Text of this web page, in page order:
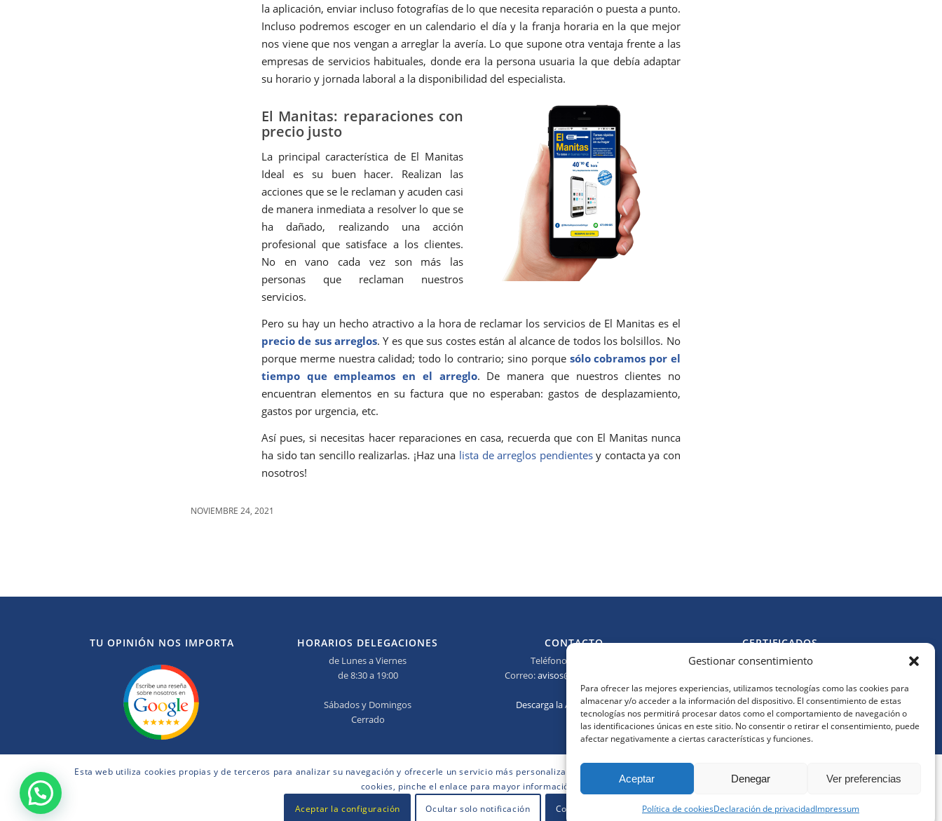
Gestionar consentimiento
Para ofrecer las mejores experiencias, utilizamos tecnologías como las cookies para
almacenar y/o acceder a la información del dispositivo. El consentimiento de estas
tecnologías nos permitirá procesar datos como el comportamiento de navegación o
las identificaciones únicas en este sitio. No consentir o retirar el consentimiento, puede
afectar negativamente a ciertas características y funciones.
Aceptar Denegar Ver preferencias
Política de cookiesDeclaración de privacidadImpressum
la aplicación, enviar incluso fotografías de lo que necesita reparación o puesta a punto.
Incluso podremos escoger en un calendario el día y la franja horaria en la que mejor
nos viene que nos vengan a arreglar la avería. Lo que supone otra ventaja frente a las
empresas de servicios habituales, donde era la persona usuaria la que debía adaptar
su horario y jornada laboral a la disponibilidad del especialista.
El Manitas: reparaciones con
precio justo
La principal característica de El Manitas
Ideal es su buen hacer. Realizan las
acciones que se le reclaman y acuden casi
de manera inmediata a resolver lo que se
ha dañado, realizando una acción
profesional que satisface a los clientes.
No en vano cada vez son más las
personas que reclaman nuestros
servicios.
Pero su hay un hecho atractivo a la hora de reclamar los servicios de El Manitas es el
precio de sus arreglos. Y es que sus costes están al alcance de todos los bolsillos. No
porque merme nuestra calidad; todo lo contrario; sino porque sólo cobramos por el
tiempo que empleamos en el arreglo. De manera que nuestros clientes no
encuentran elementos en su factura que no esperaban: gastos de desplazamiento,
gastos por urgencia, etc.
Así pues, si necesitas hacer reparaciones en casa, recuerda que con El Manitas nunca
ha sido tan sencillo realizarlas. ¡Haz una lista de arreglos pendientesy contacta ya con
nosotros!
NOVIEMBRE 24, 2021
TU OPINIÓN NOS IMPORTA HORARIOS DELEGACIONES
de Lunes a Viernes
de 8:30 a 19:00
Sábados y Domingos
Cerrado
CONTACTO
Teléfono:
Correo:avisos@elmanitasideal.es
Descarga la App del Manitas
CERTIFICADOS
Política de cookies
Aviso legal
B2B activa Mi cuenta Noticias Carrito Descarga la App
Esta web utiliza cookies propias y de terceros para analizar su navegación y ofrecerle un servicio más personalizado. Continuar navegando implica la aceptación de nuestra política de
cookies, pinche el enlace para mayor información.
Aceptar la configuración
Ocultar solo notificación Configuración general